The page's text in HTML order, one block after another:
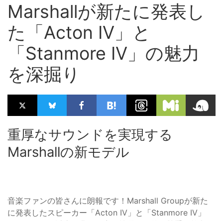
Marshallが新たに発表し
た「Acton IV」と
「Stanmore IV」の魅力
を深掘り
重厚なサウンドを実現する
Marshallの新モデル
音楽ファンの皆さんに朗報です！Marshall Groupが新た
に発表したスピーカー「Acton IV」と「Stanmore IV」